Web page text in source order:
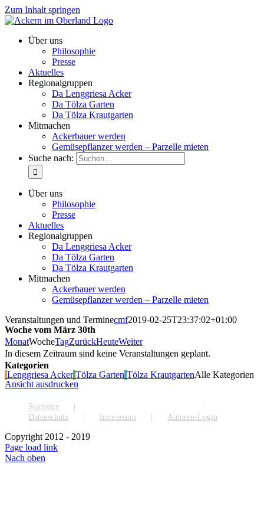
Zum Inhalt springen
Über uns
Philosophie
Presse
Aktuelles
Regionalgruppen
Da Lenggriesa Acker
Da Tölza Garten
Da Tölza Krautgarten
Mitmachen
Ackerbauer werden
Gemüsepflanzer werden – Parzelle mieten
Suche nach:
Über uns
Philosophie
Presse
Aktuelles
Regionalgruppen
Da Lenggriesa Acker
Da Tölza Garten
Da Tölza Krautgarten
Mitmachen
Ackerbauer werden
Gemüsepflanzer werden – Parzelle mieten
Veranstaltungen und Terminecmf2019-02-25T23:37:02+01:00
Woche vom März 30th
MonatWocheTagZurückHeuteWeiter
In diesem Zeitraum sind keine Veranstaltungen geplant.
Kategorien
Lenggriesa Acker Tölza Garten Tölza KrautgartenAlle Kategorien
Ansicht ausdrucken
Startseite
Datenschutz
Impressum Autoren-Login
Copyright 2012 - 2019
Page load link
Nach oben